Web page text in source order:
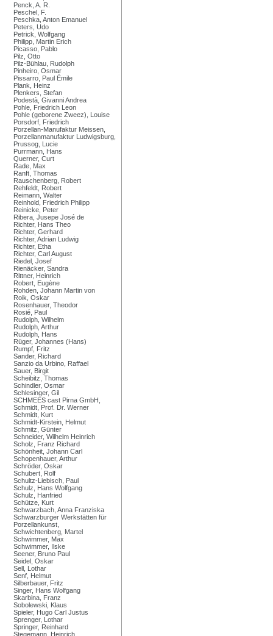
Penck, A. R.
Peschel, F.
Peschka, Anton Emanuel
Peters, Udo
Petrick, Wolfgang
Philipp, Martin Erich
Picasso, Pablo
Pilz, Otto
Pilz-Bühlau, Rudolph
Pinheiro, Osmar
Pissarro, Paul Émile
Plank, Heinz
Plenkers, Stefan
Podestà, Givanni Andrea
Pohle, Friedrich Leon
Pohle (geborene Zweez), Louise
Porsdorf, Friedrich
Porzellan-Manufaktur Meissen,
Porzellanmanufaktur Ludwigsburg,
Prussog, Lucie
Purrmann, Hans
Querner, Curt
Rade, Max
Ranft, Thomas
Rauschenberg, Robert
Rehfeldt, Robert
Reimann, Walter
Reinhold, Friedrich Philipp
Reinicke, Peter
Ribera, Jusepe José de
Richter, Hans Theo
Richter, Gerhard
Richter, Adrian Ludwig
Richter, Etha
Richter, Carl August
Riedel, Josef
Rienäcker, Sandra
Rittner, Heinrich
Robert, Eugène
Rohden, Johann Martin von
Roik, Oskar
Rosenhauer, Theodor
Rosié, Paul
Rudolph, Wilhelm
Rudolph, Arthur
Rudolph, Hans
Rüger, Johannes (Hans)
Rumpf, Fritz
Sander, Richard
Sanzio da Urbino, Raffael
Sauer, Birgit
Scheibitz, Thomas
Schindler, Osmar
Schlesinger, Gil
SCHMEES cast Pirna GmbH,
Schmidt, Prof. Dr. Werner
Schmidt, Kurt
Schmidt-Kirstein, Helmut
Schmitz, Günter
Schneider, Wilhelm Heinrich
Scholz, Franz Richard
Schönheit, Johann Carl
Schopenhauer, Arthur
Schröder, Oskar
Schubert, Rolf
Schultz-Liebisch, Paul
Schulz, Hans Wolfgang
Schulz, Hanfried
Schütze, Kurt
Schwarzbach, Anna Franziska
Schwarzburger Werkstätten für
Porzellankunst,
Schwichtenberg, Martel
Schwimmer, Max
Schwimmer, Ilske
Seener, Bruno Paul
Seidel, Oskar
Sell, Lothar
Senf, Helmut
Silberbauer, Fritz
Singer, Hans Wolfgang
Skarbina, Franz
Sobolewski, Klaus
Spieler, Hugo Carl Justus
Sprenger, Lothar
Springer, Reinhard
Stegemann, Heinrich